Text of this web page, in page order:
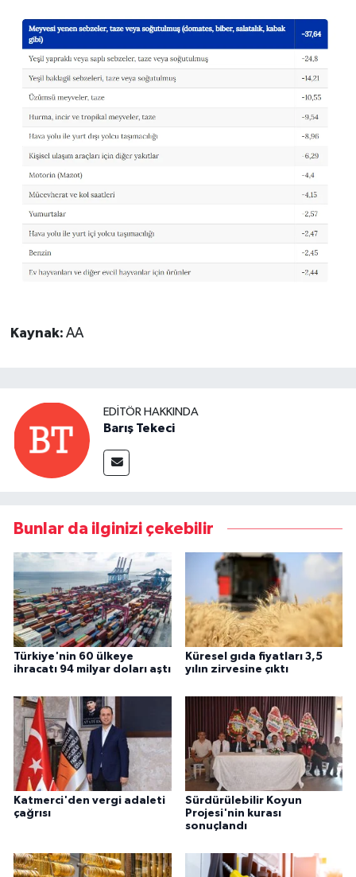
Kaynak: AA
EDITÖR HAKKINDA
Barış Tekeci
Bunlar da ilginizi çekebilir
Türkiye'nin 60 ülkeye
ihracatı 94 milyar doları aştı
Küresel gıda fiyatları 3,5
yılın zirvesine çıktı
Katmerci'den vergi adaleti
çağrısı
Sürdürülebilir Koyun
Projesi'nin kurası
sonuçlandı